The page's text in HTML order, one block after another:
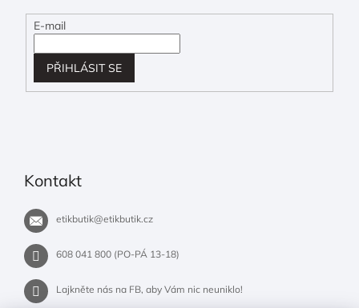
E-mail
PŘIHLÁSIT SE
Kontakt
etikbutik@etikbutik.cz
608 041 800 (PO-PÁ 13-18)
Lajkněte nás na FB, aby Vám nic neuniklo!